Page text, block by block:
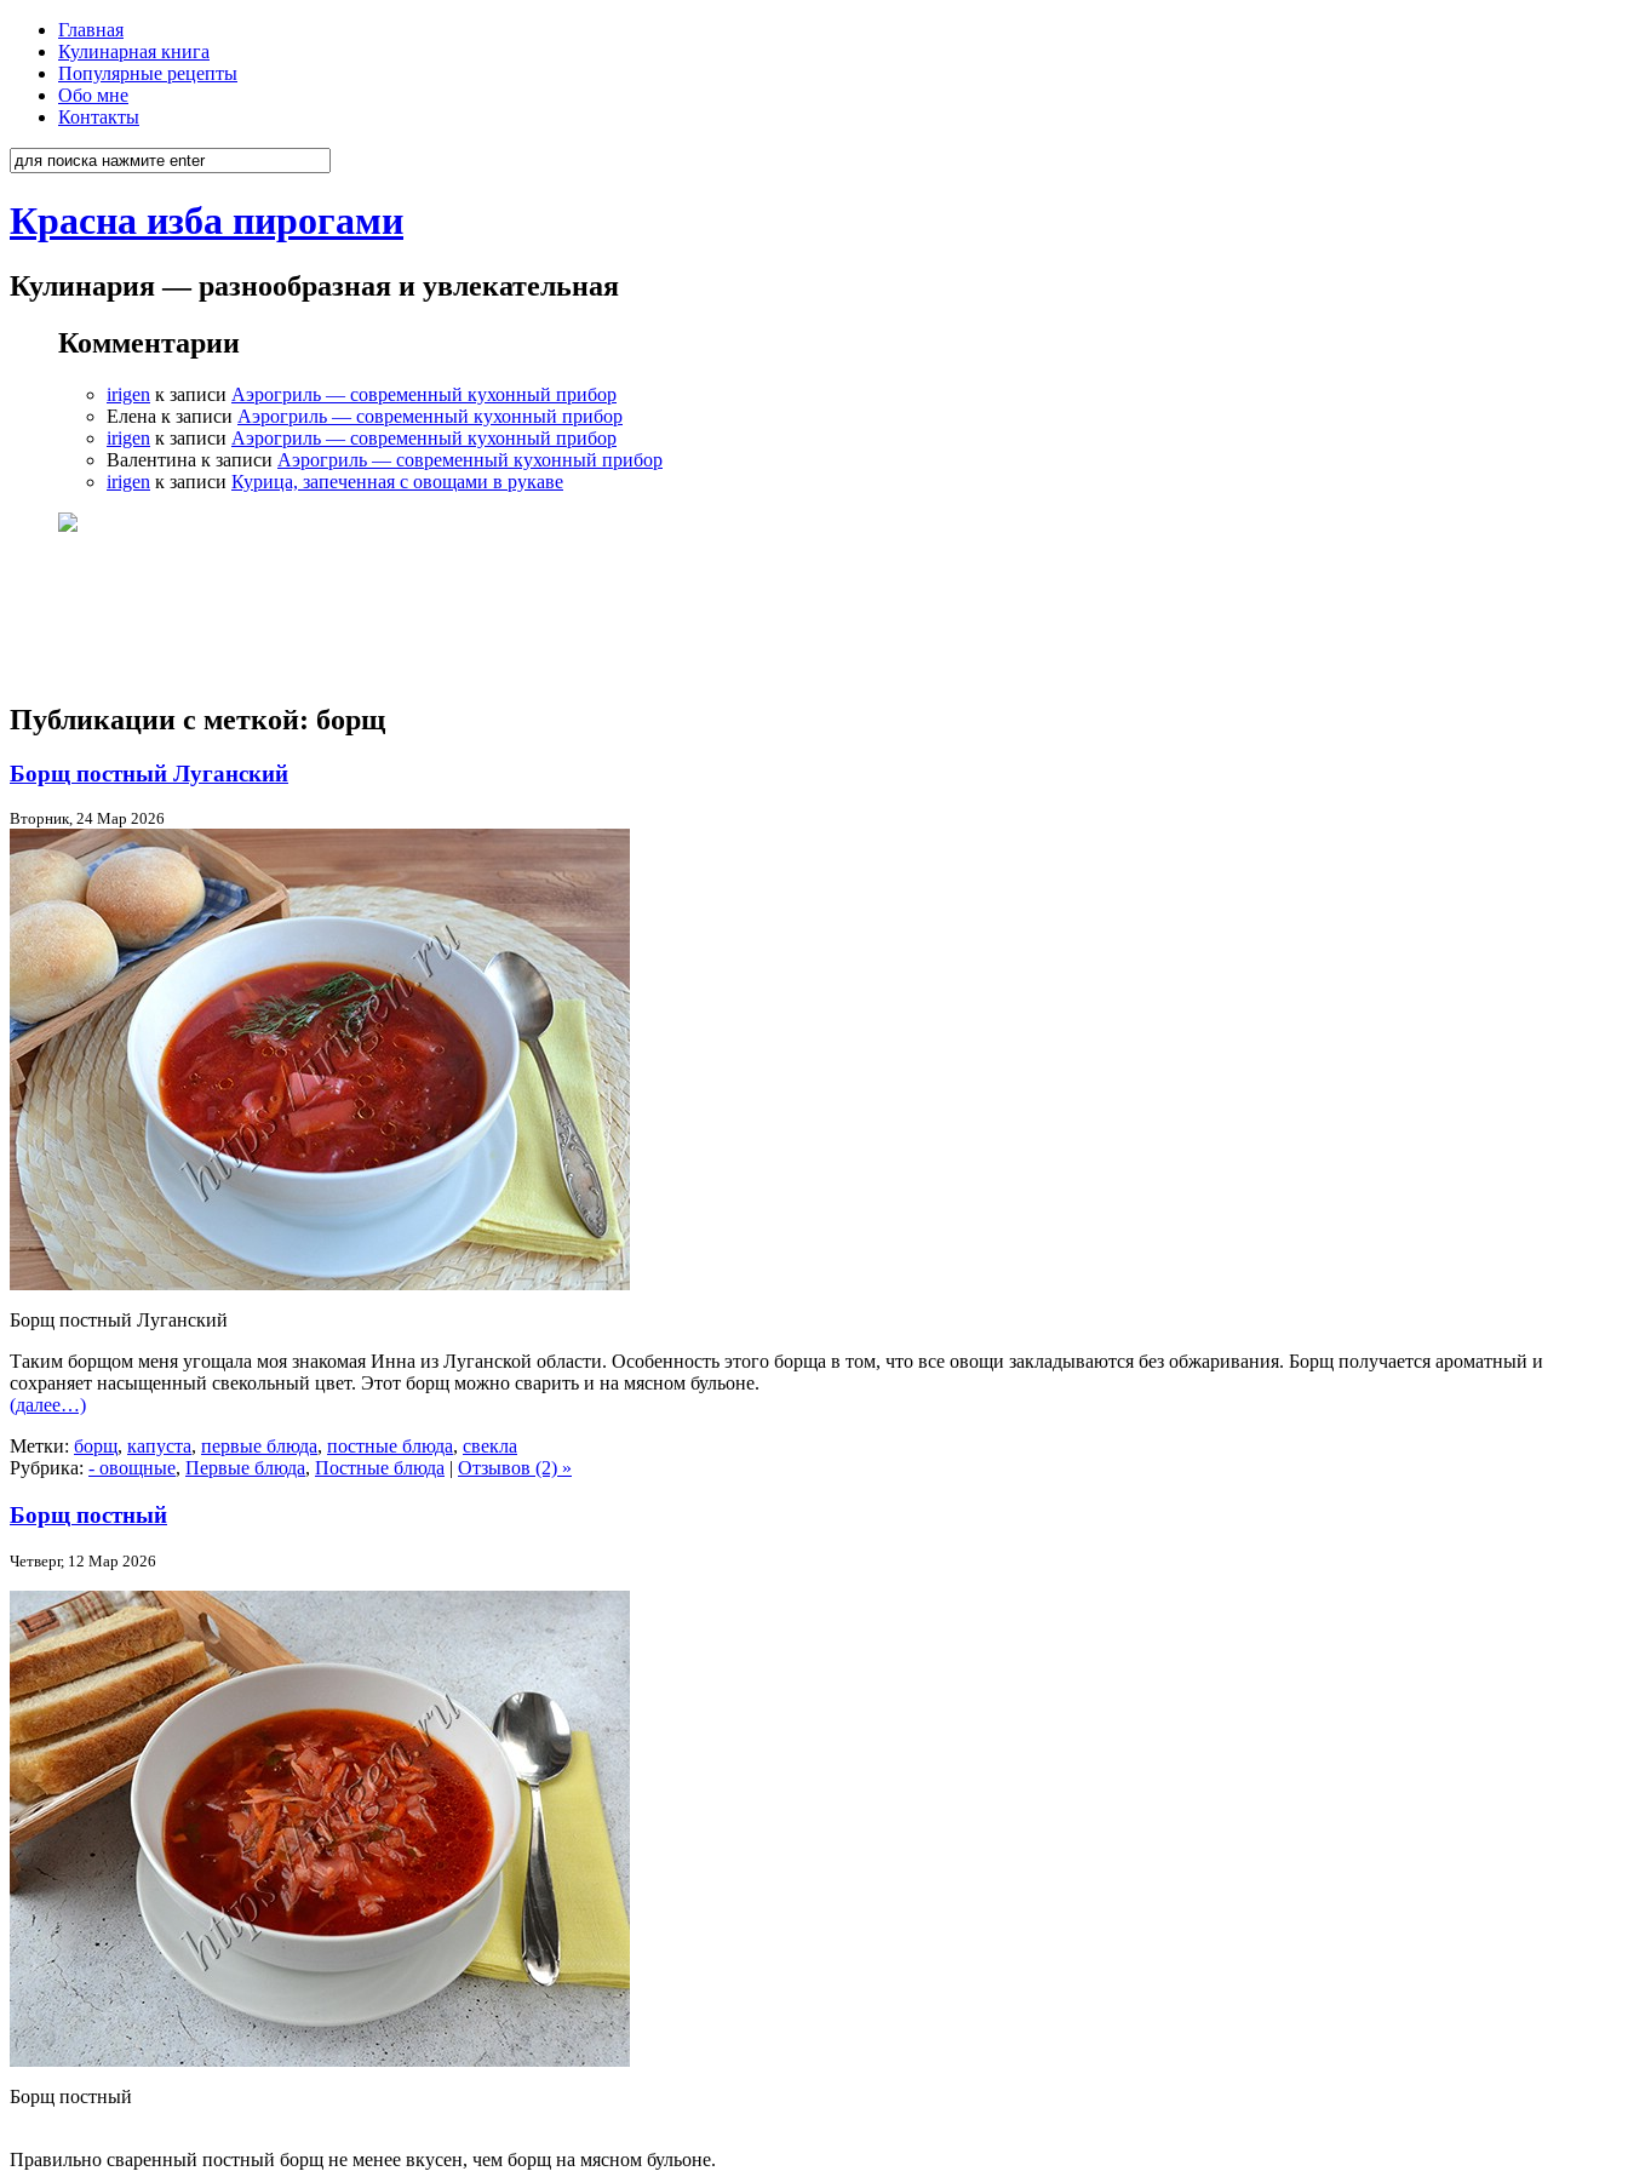
Главная
Кулинарная книга
Популярные рецепты
Обо мне
Контакты
Красна изба пирогами
Кулинария — разнообразная и увлекательная
Комментарии
irigen к записи Аэрогриль — современный кухонный прибор
Елена к записи Аэрогриль — современный кухонный прибор
irigen к записи Аэрогриль — современный кухонный прибор
Валентина к записи Аэрогриль — современный кухонный прибор
irigen к записи Курица, запеченная с овощами в рукаве
Публикации с меткой: борщ
Борщ постный Луганский
Вторник, 24 Мар 2026
Борщ постный Луганский
Таким борщом меня угощала моя знакомая Инна из Луганской области. Особенность этого борща в том, что все овощи закладываются без обжаривания. Борщ получается ароматный и
сохраняет насыщенный свекольный цвет. Этот борщ можно сварить и на мясном бульоне.
(далее…)
Метки: борщ, капуста, первые блюда, постные блюда, свекла
Рубрика: - овощные, Первые блюда, Постные блюда | Отзывов (2) »
Борщ постный
Четверг, 12 Мар 2026
Борщ постный
Правильно сваренный постный борщ не менее вкусен, чем борщ на мясном бульоне.